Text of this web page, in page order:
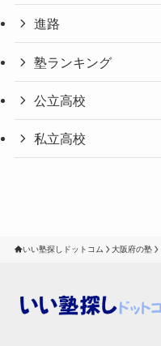
進路
塾ランキング
公立高校
私立高校
いい塾探しドットコム 大阪府の塾